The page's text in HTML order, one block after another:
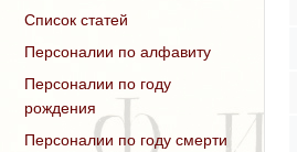
Список статей
Персоналии по алфавиту
Персоналии по году
рождения
Персоналии по году смерти